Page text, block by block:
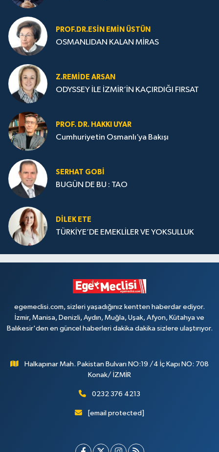
PROF.DR.ESIN EMIN ÜSTÜN
OSMANLIDAN KALAN MİRAS
Z.REMIDE ARSAN
ODYSSEY İLE İZMİR’İN KAÇIRDIĞI FIRSAT
PROF. DR. HAKKI UYAR
Cumhuriyetin Osmanlı’ya Bakışı
SERHAT GOBİ
BUGÜN DE BU : TAO
DILEK ETE
TÜRKİYE’DE EMEKLİLER VE YOKSULLUK
egemeclisi.com, sizleri yaşadığınız kentten haberdar ediyor.
İzmir, Manisa, Denizli, Aydın, Muğla, Uşak, Afyon, Kütahya ve
Balıkesir'den en güncel haberleri dakika dakika sizlere ulaştırıyor.
Halkapınar Mah. Pakistan Bulvarı NO:19 /4 İç Kapı NO: 708
Konak/ İZMİR
0232 376 4213
[email protected]